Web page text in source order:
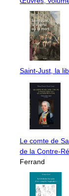
Saint-Just, la
Le comte de
de la Contre-
Ferrand